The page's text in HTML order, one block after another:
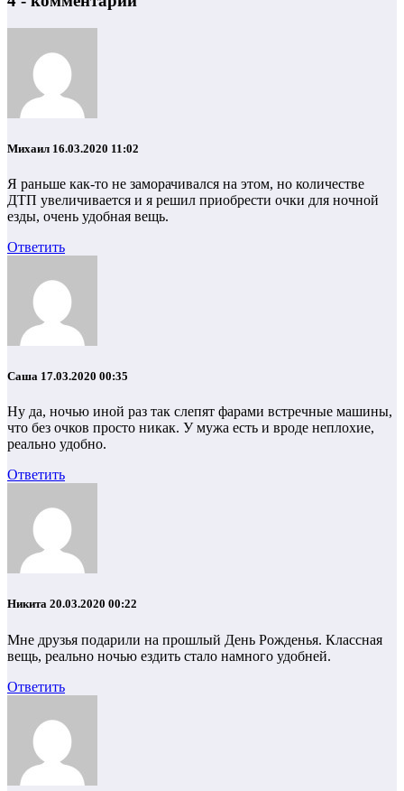
Михаил 16.03.2020 11:02
Я раньше как-то не заморачивался на этом, но количестве
ДТП увеличивается и я решил приобрести очки для ночной
езды, очень удобная вещь.
Ответить
Саша 17.03.2020 00:35
Ну да, ночью иной раз так слепят фарами встречные машины,
что без очков просто никак. У мужа есть и вроде неплохие,
реально удобно.
Ответить
Никита 20.03.2020 00:22
Мне друзья подарили на прошлый День Рожденья. Классная
вещь, реально ночью ездить стало намного удобней.
Ответить